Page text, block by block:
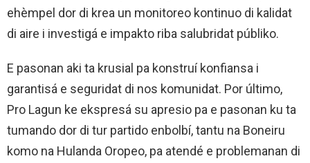
ehèmpel dor di krea un monitoreo kontinuo di kalidat
di aire i investigá e impakto riba salubridat públiko.
E pasonan aki ta krusial pa konstruí konfiansa i
garantisá e seguridat di nos komunidat. Por último,
Pro Lagun ke ekspresá su apresio pa e pasonan ku ta
tumando dor di tur partido enbolbí, tantu na Boneiru
komo na Hulanda Oropeo, pa atendé e problemanan di